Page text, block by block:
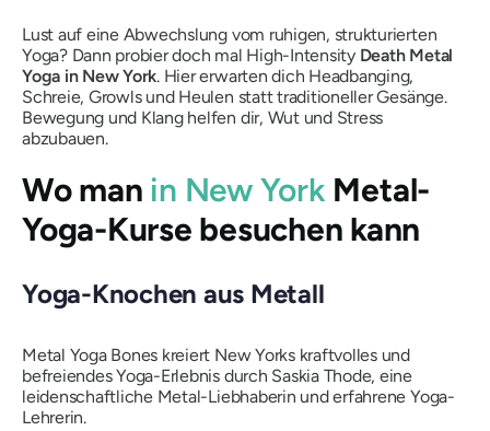
Lust auf eine Abwechslung vom ruhigen, strukturierten
Yoga? Dann probier doch mal High-Intensity Death Metal
Yoga in New York. Hier erwarten dich Headbanging,
Schreie, Growls und Heulen statt traditioneller Gesänge.
Bewegung und Klang helfen dir, Wut und Stress
abzubauen.
Wo man in New York Metal-
Yoga-Kurse besuchen kann
Yoga-Knochen aus Metall
Metal Yoga Bones kreiert New Yorks kraftvolles und
befreiendes Yoga-Erlebnis durch Saskia Thode, eine
leidenschaftliche Metal-Liebhaberin und erfahrene Yoga-
Lehrerin.